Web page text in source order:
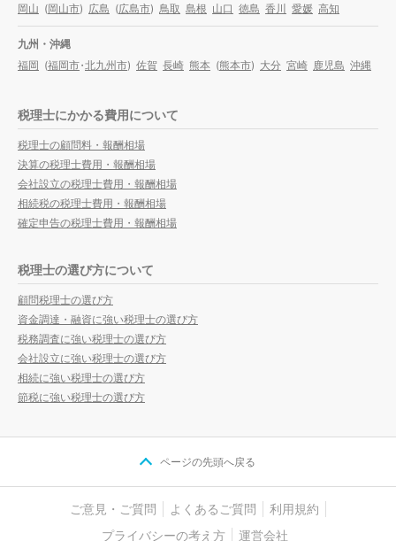
岡山 (岡山市) 広島 (広島市) 鳥取 島根 山口 徳島 香川 愛媛 高知
九州・沖縄
福岡 (福岡市・北九州市) 佐賀 長崎 熊本 (熊本市) 大分 宮崎 鹿児島 沖縄
税理士にかかる費用について
税理士の顧問料・報酬相場
決算の税理士費用・報酬相場
会社設立の税理士費用・報酬相場
相続税の税理士費用・報酬相場
確定申告の税理士費用・報酬相場
税理士の選び方について
顧問税理士の選び方
資金調達・融資に強い税理士の選び方
税務調査に強い税理士の選び方
会社設立に強い税理士の選び方
相続に強い税理士の選び方
節税に強い税理士の選び方
ページの先頭へ戻る
ご意見・ご質問 よくあるご質問
利用規約
プライバシーの考え方
運営会社